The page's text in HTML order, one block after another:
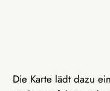
Die Karte lädt dazu